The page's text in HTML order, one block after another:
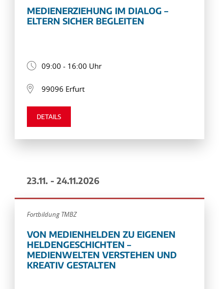
MEDIENERZIEHUNG IM DIALOG –
ELTERN SICHER BEGLEITEN
09:00 - 16:00 Uhr
99096 Erfurt
DETAILS
23.11. - 24.11.2026
Fortbildung TMBZ
VON MEDIENHELDEN ZU EIGENEN
HELDENGESCHICHTEN –
MEDIENWELTEN VERSTEHEN UND
KREATIV GESTALTEN